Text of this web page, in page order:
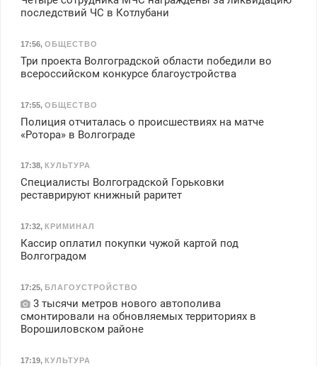
последствий ЧС в Котлубани
17:56, ОБЩЕСТВО
Три проекта Волгоградской области победили во
всероссийском конкурсе благоустройства
17:55, ОБЩЕСТВО
Полиция отчиталась о происшествиях на матче
«Ротора» в Волгограде
17:38, КУЛЬТУРА
Специалисты Волгоградской Горьковки
реставрируют книжный раритет
17:32, КРИМИНАЛ
Кассир оплатил покупки чужой картой под
Волгоградом
17:25, БЛАГОУСТРОЙСТВО
3 тысячи метров нового автополива
смонтировали на обновляемых территориях в
Ворошиловском районе
17:19, КУЛЬТУРА